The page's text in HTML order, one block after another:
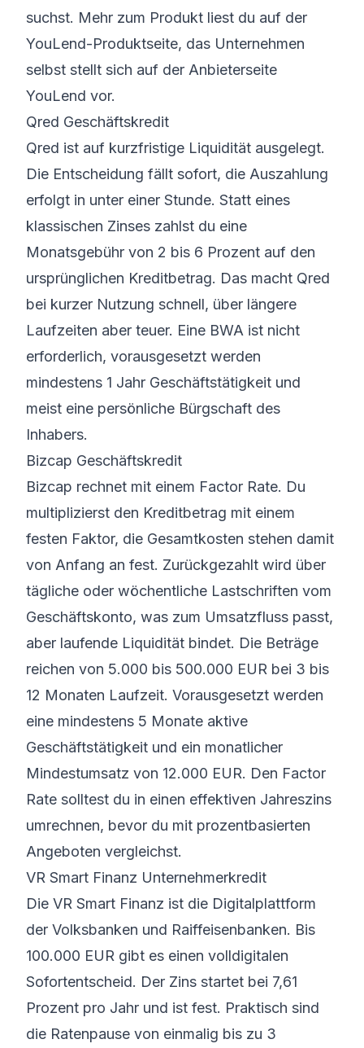
suchst. Mehr zum Produkt liest du auf der
YouLend-Produktseite, das Unternehmen
selbst stellt sich auf der Anbieterseite
YouLend vor.
Qred Geschäftskredit
Qred ist auf kurzfristige Liquidität ausgelegt.
Die Entscheidung fällt sofort, die Auszahlung
erfolgt in unter einer Stunde. Statt eines
klassischen Zinses zahlst du eine
Monatsgebühr von 2 bis 6 Prozent auf den
ursprünglichen Kreditbetrag. Das macht Qred
bei kurzer Nutzung schnell, über längere
Laufzeiten aber teuer. Eine BWA ist nicht
erforderlich, vorausgesetzt werden
mindestens 1 Jahr Geschäftstätigkeit und
meist eine persönliche Bürgschaft des
Inhabers.
Bizcap Geschäftskredit
Bizcap rechnet mit einem Factor Rate. Du
multiplizierst den Kreditbetrag mit einem
festen Faktor, die Gesamtkosten stehen damit
von Anfang an fest. Zurückgezahlt wird über
tägliche oder wöchentliche Lastschriften vom
Geschäftskonto, was zum Umsatzfluss passt,
aber laufende Liquidität bindet. Die Beträge
reichen von 5.000 bis 500.000 EUR bei 3 bis
12 Monaten Laufzeit. Vorausgesetzt werden
eine mindestens 5 Monate aktive
Geschäftstätigkeit und ein monatlicher
Mindestumsatz von 12.000 EUR. Den Factor
Rate solltest du in einen effektiven Jahreszins
umrechnen, bevor du mit prozentbasierten
Angeboten vergleichst.
VR Smart Finanz Unternehmerkredit
Die VR Smart Finanz ist die Digitalplattform
der Volksbanken und Raiffeisenbanken. Bis
100.000 EUR gibt es einen volldigitalen
Sofortentscheid. Der Zins startet bei 7,61
Prozent pro Jahr und ist fest. Praktisch sind
die Ratenpause von einmalig bis zu 3